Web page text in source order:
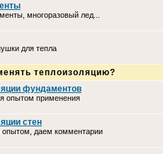
многоразовый лед...
для тепла
теплоизоляцию?
фундаментов
опытом применения
стен
даем комментарии